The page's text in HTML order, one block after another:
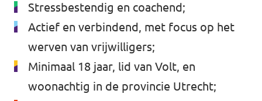
Stressbestendig en coachend;
Actief en verbindend, met focus op het
werven van vrijwilligers;
Minimaal 18 jaar, lid van Volt, en
woonachtig in de provincie Utrecht;